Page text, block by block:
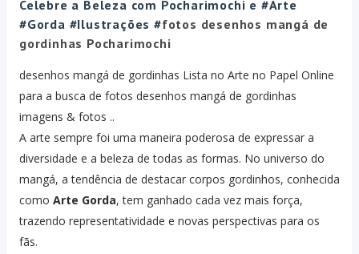
Celebre a Beleza com Pocharimochi e #Arte
#Gorda #Ilustrações #fotos desenhos mangá de
gordinhas Pocharimochi
desenhos mangá de gordinhas Lista no Arte no Papel Online
para a busca de fotos desenhos mangá de gordinhas
imagens & fotos ..
A arte sempre foi uma maneira poderosa de expressar a
diversidade e a beleza de todas as formas. No universo do
mangá, a tendência de destacar corpos gordinhos, conhecida
como Arte Gorda, tem ganhado cada vez mais força,
trazendo representatividade e novas perspectivas para os
fãs.